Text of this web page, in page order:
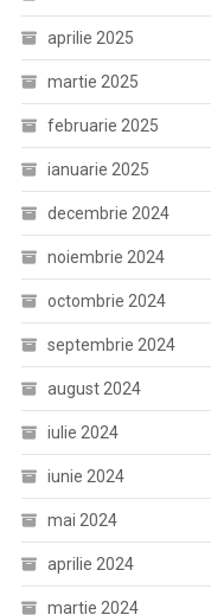
aprilie 2025
martie 2025
februarie 2025
ianuarie 2025
decembrie 2024
noiembrie 2024
octombrie 2024
septembrie 2024
august 2024
iulie 2024
iunie 2024
mai 2024
aprilie 2024
martie 2024